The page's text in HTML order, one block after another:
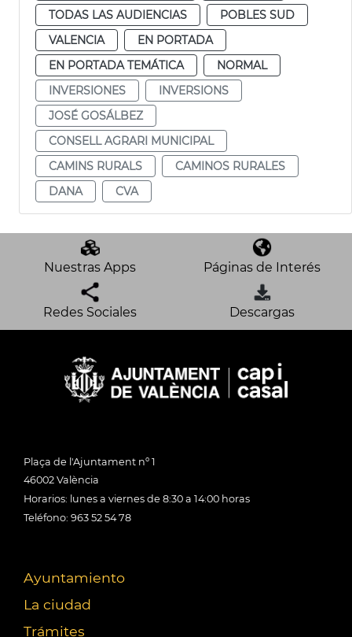
TODAS LAS AUDIENCIAS
POBLES SUD
VALENCIA
EN PORTADA
EN PORTADA TEMÁTICA
NORMAL
INVERSIONES
INVERSIONS
JOSÉ GOSÁLBEZ
CONSELL AGRARI MUNICIPAL
CAMINS RURALS
CAMINOS RURALES
DANA
CVA
Nuestras Apps Páginas de Interés
Redes Sociales Descargas
Plaça de l'Ajuntament nº 1
46002 València
Horarios: lunes a viernes de 8:30 a 14:00 horas
Teléfono: 963 52 54 78
Ayuntamiento
La ciudad
Trámites